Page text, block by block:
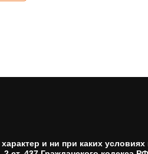
и ни при каких условиях